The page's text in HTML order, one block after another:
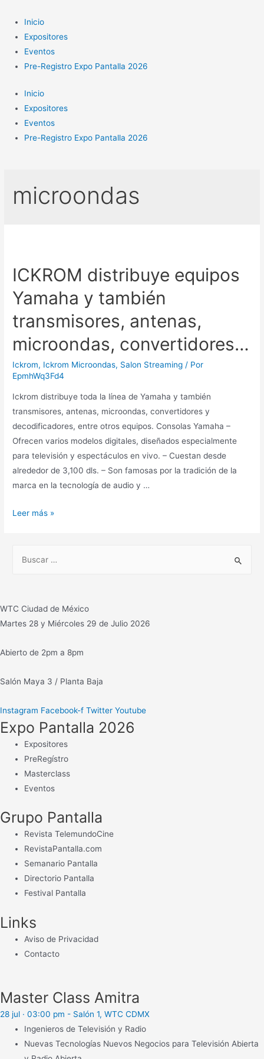
contenido
Inicio
Expositores
Eventos
Pre-Registro Expo Pantalla 2026
Inicio
Expositores
Eventos
Pre-Registro Expo Pantalla 2026
microondas
ICKROM distribuye equipos
Yamaha y también
transmisores, antenas,
microondas, convertidores…
Ickrom, Ickrom Microondas, Salon Streaming / Por
EpmhWq3Fd4
Ickrom distribuye toda la línea de Yamaha y también
transmisores, antenas, microondas, convertidores y
decodificadores, entre otros equipos. Consolas Yamaha –
Ofrecen varios modelos digitales, diseñados especialmente
para televisión y espectáculos en vivo. – Cuestan desde
alrededor de 3,100 dls. – Son famosas por la tradición de la
marca en la tecnología de audio y …
ICKROM
Yamaha
microondas,
Leer más »
WTC Ciudad de México
Martes 28 y Miércoles 29 de Julio 2026
Abierto de 2pm a 8pm
Salón Maya 3 / Planta Baja
Instagram Facebook-f Twitter Youtube
Expo Pantalla 2026
Expositores
PreRegístro
Masterclass
Eventos
Grupo Pantalla
Revista TelemundoCine
RevistaPantalla.com
Semanario Pantalla
Directorio Pantalla
Festival Pantalla
Links
Aviso de Privacidad
Contacto
Master Class Amitra
28 jul · 03:00 pm - Salón 1, WTC CDMX
Ingenieros de Televisión y Radio
Nuevas Tecnologías Nuevos Negocios para Televisión Abierta